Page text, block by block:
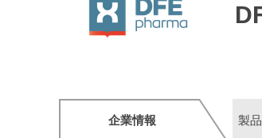
企業情報 製